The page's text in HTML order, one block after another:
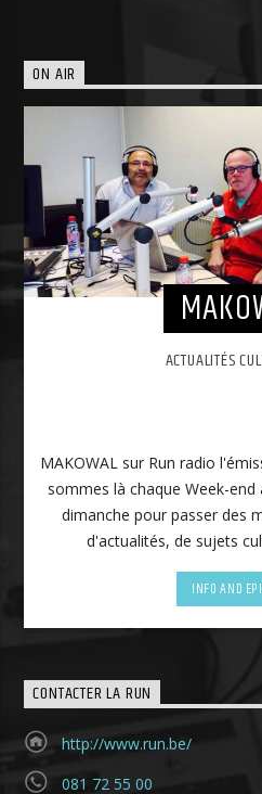
ON AIR
ACTUALITÉS
MAKOWAL sur Run radio
sommes là chaque Week-
dimanche pour passer des
d'actualités, de sujets
INFO AND
CONTACTER LA RUN
http://www.run.be/
081 72 55 00